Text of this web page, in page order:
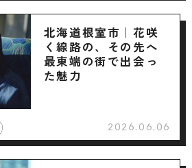
北海道根室市｜花咲
く線路の、その先へ
最東端の街で出会っ
た魅力
2026.06.06